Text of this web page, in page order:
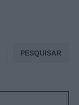
PESQUISAR